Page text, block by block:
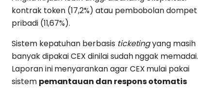
kontrak token (17,2%) atau pembobolan dompet
pribadi (11,67%).
Sistem kepatuhan berbasis ticketingyang masih
banyak dipakai CEX dinilai sudah nggak memadai.
Laporan ini menyarankan agar CEX mulai pakai
sistem pemantauan dan respons otomatis